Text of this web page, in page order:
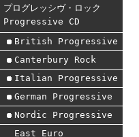
プログレッシヴ・ロック
Progressive CD
British Progressive
Canterbury Rock
Italian Progressive
German Progressive
Nordic Progressive
East Euro